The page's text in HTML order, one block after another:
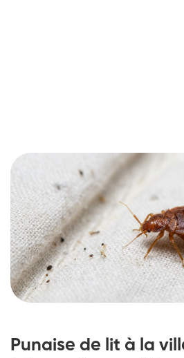
Punaise de lit à la